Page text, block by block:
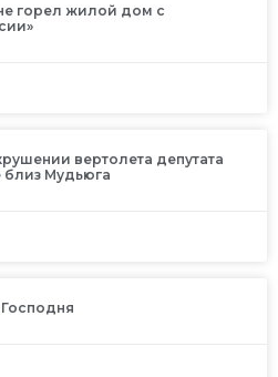
горел жилой дом с
вертолета депутата
Мудьюга